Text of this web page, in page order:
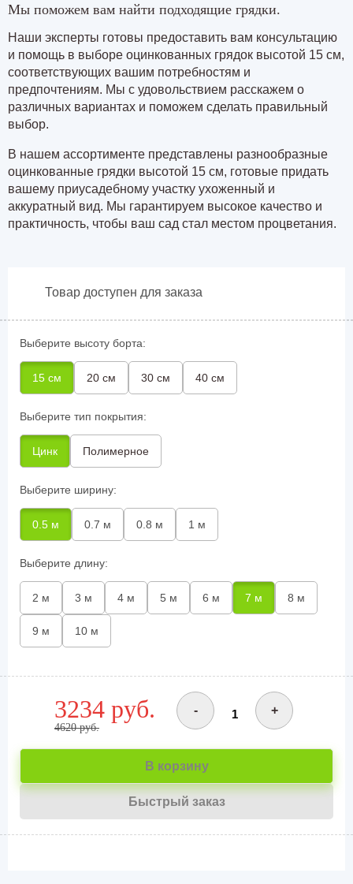
Мы поможем вам найти подходящие грядки.
Наши эксперты готовы предоставить вам консультацию
и помощь в выборе оцинкованных грядок высотой 15 см,
соответствующих вашим потребностям и
предпочтениям. Мы с удовольствием расскажем о
различных вариантах и поможем сделать правильный
выбор.
В нашем ассортименте представлены разнообразные
оцинкованные грядки высотой 15 см, готовые придать
вашему приусадебному участку ухоженный и
аккуратный вид. Мы гарантируем высокое качество и
практичность, чтобы ваш сад стал местом процветания.
Товар доступен для заказа
Выберите высоту борта:
15 см 20 см 30 см 40 см
Выберите тип покрытия:
Цинк Полимерное
Выберите ширину:
0.5 м 0.7 м 0.8 м 1 м
Выберите длину:
2 м 3 м 4 м 5 м 6 м 7 м 8 м
9 м 10 м
3234 руб.
4620 руб.
- +
Быстрый заказ
В корзину